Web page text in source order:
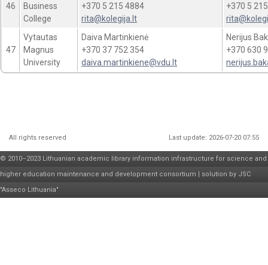
46
Business
College
+370 5 215 4884
rita@kolegija.lt
+370 5
47
Vytautas
Magnus
University
Daiva Martinkienė
+370 37 752 354
daiva.martinkiene@vdu.lt
Nerijus
+370 630
All rights reserved Last update: 2026-07-20 07:55
© 2010–2023 Lithuanian academic library information infrastructure for science and
higher education maintenance and development consortium | solution by JSC
"Asseco Lithuania"